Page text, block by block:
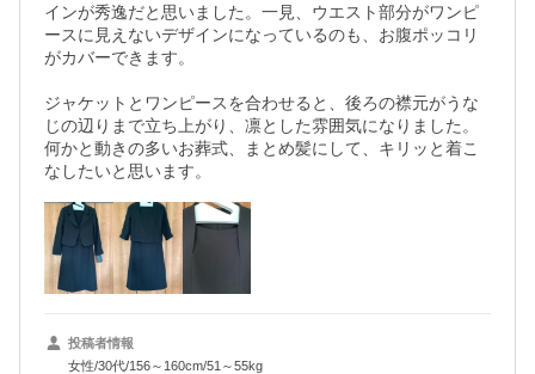
インが秀逸だと思いました。一見、ウエスト部分がワンピ
ースに見えないデザインになっているのも、お腹ポッコリ
がカバーできます。
ジャケットとワンピースを合わせると、後ろの襟元がうな
じの辺りまで立ち上がり、凛とした雰囲気になりました。
何かと動きの多いお葬式、まとめ髪にして、キリッと着こ
なしたいと思います。
投稿者情報
女性/30代/156～160cm/51～55kg